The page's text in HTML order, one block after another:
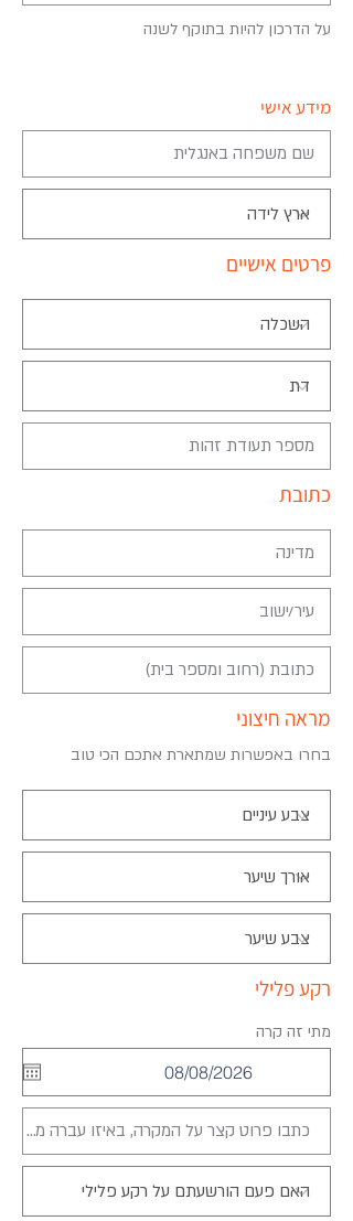
על הדרכון להיות בתוקף לשנה
מידע אישי
פרטים אישיים
כתובת
מראה חיצוני
בחרו באפשרות שמתארת אתכם הכי טוב
רקע פלילי
מתי זה קרה